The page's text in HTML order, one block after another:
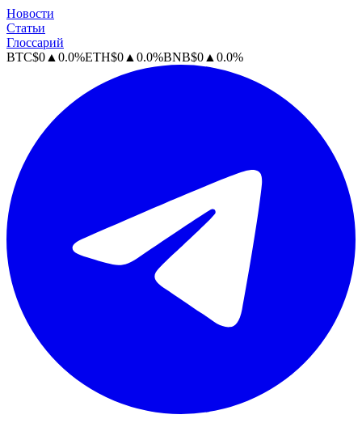
Новости
Статьи
Глоссарий
BTC$0 ▲ 0.0%ETH$0 ▲ 0.0%BNB$0 ▲ 0.0%